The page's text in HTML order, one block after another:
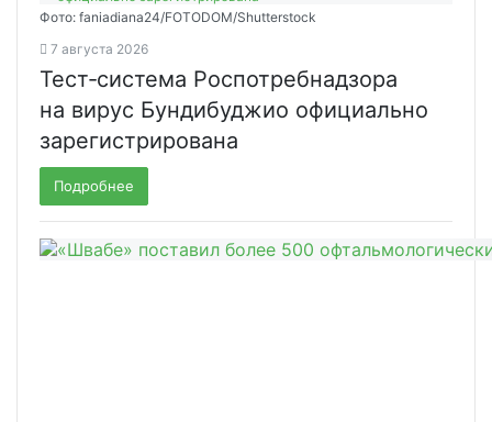
Фото: faniadiana24/FOTODOM/Shutterstock
7 августа 2026
Тест‑система Роспотребнадзора
на вирус Бундибуджио официально
зарегистрирована
Подробнее